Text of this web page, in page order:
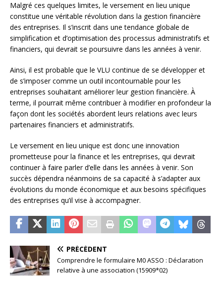
Malgré ces quelques limites, le versement en lieu unique
constitue une véritable révolution dans la gestion financière
des entreprises. Il s’inscrit dans une tendance globale de
simplification et d’optimisation des processus administratifs et
financiers, qui devrait se poursuivre dans les années à venir.
Ainsi, il est probable que le VLU continue de se développer et
de s’imposer comme un outil incontournable pour les
entreprises souhaitant améliorer leur gestion financière. À
terme, il pourrait même contribuer à modifier en profondeur la
façon dont les sociétés abordent leurs relations avec leurs
partenaires financiers et administratifs.
Le versement en lieu unique est donc une innovation
prometteuse pour la finance et les entreprises, qui devrait
continuer à faire parler d’elle dans les années à venir. Son
succès dépendra néanmoins de sa capacité à s’adapter aux
évolutions du monde économique et aux besoins spécifiques
des entreprises qu’il vise à accompagner.
PRÉCÉDENT
Comprendre le formulaire M0 ASSO : Déclaration
relative à une association (15909*02)